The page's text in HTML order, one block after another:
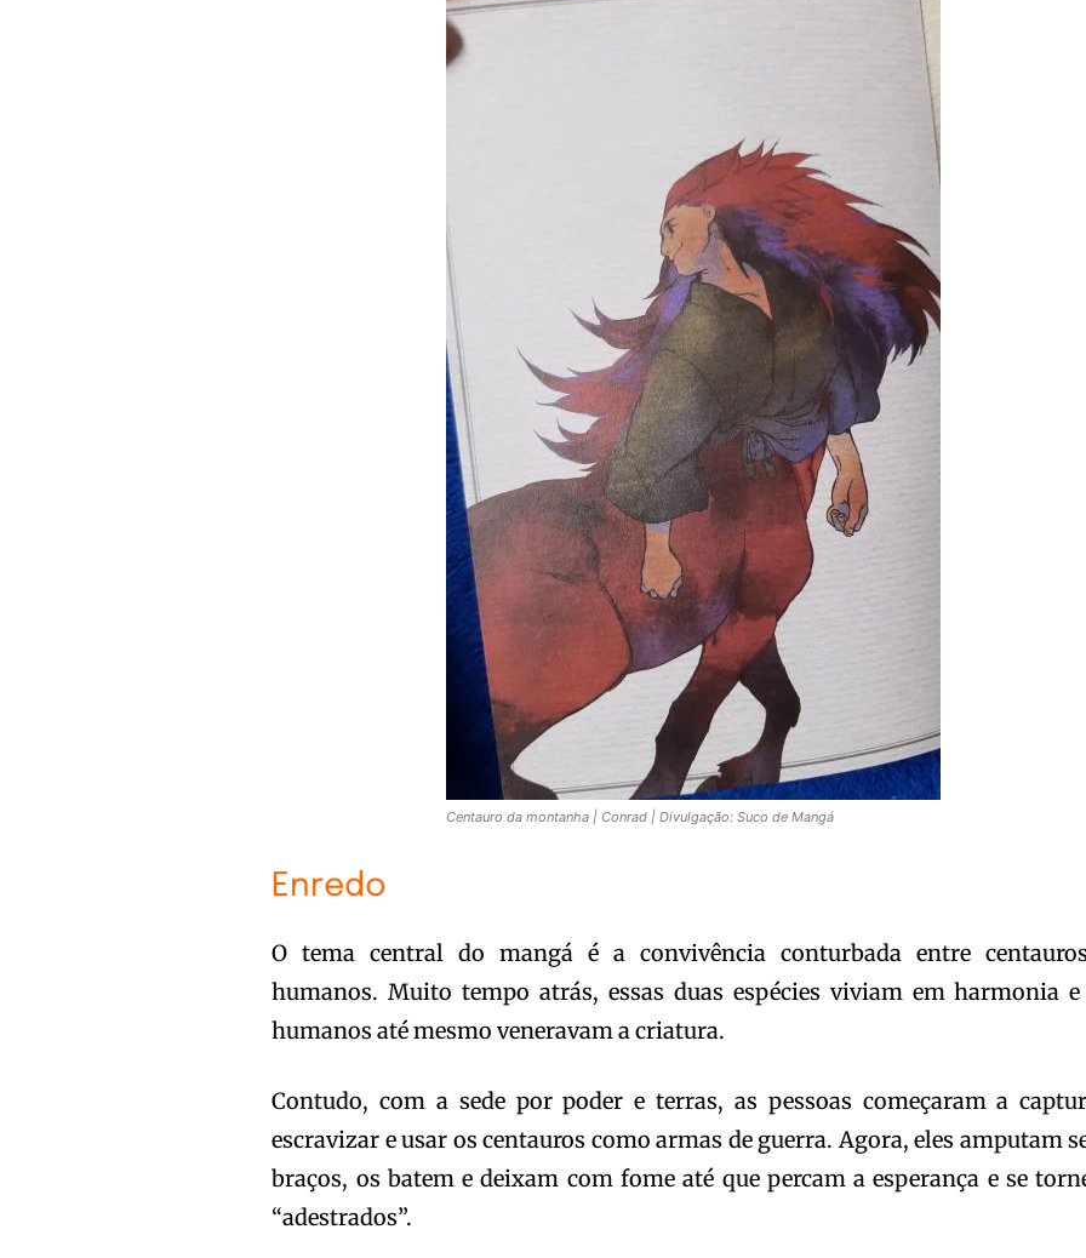
Centauro da montanha | Conrad | Divulgação: Suco de Mangá
Enredo
O tema central do mangá é a convivência conturbada entre
humanos. Muito tempo atrás, essas duas espécies viviam em harmonia
humanos até mesmo veneravam a criatura.
Contudo, com a sede por poder e terras, as pessoas começaram a
escravizar e usar os centauros como armas de guerra. Agora, eles amputam
braços, os batem e deixam com fome até que percam a esperança e se
“adestrados”.